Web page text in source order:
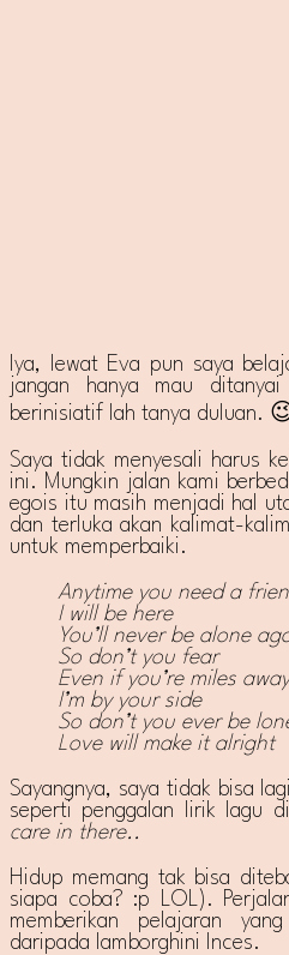
Iya, lewat Eva pun saya
jangan hanya mau
berinisiatif lah tanya duluan.
Saya tidak menyesali harus
ini. Mungkin jalan kami
egois itu masih menjadi hal
dan terluka akan kalimat-
untuk memperbaiki.
Anytime you need a
I will be here
You’ll never be alone
So don’t you fear
Even if you’re miles away
I’m by your side
So don’t you ever be
Love will make it alright
Sayangnya, saya tidak bisa
seperti penggalan lirik lagu
care in there..
Hidup memang tak bisa
siapa coba? :p LOL).
memberikan pelajaran
daripada lamborghini Inces.